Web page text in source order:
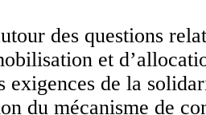
des questions
et
exigences de la
du mécanisme de